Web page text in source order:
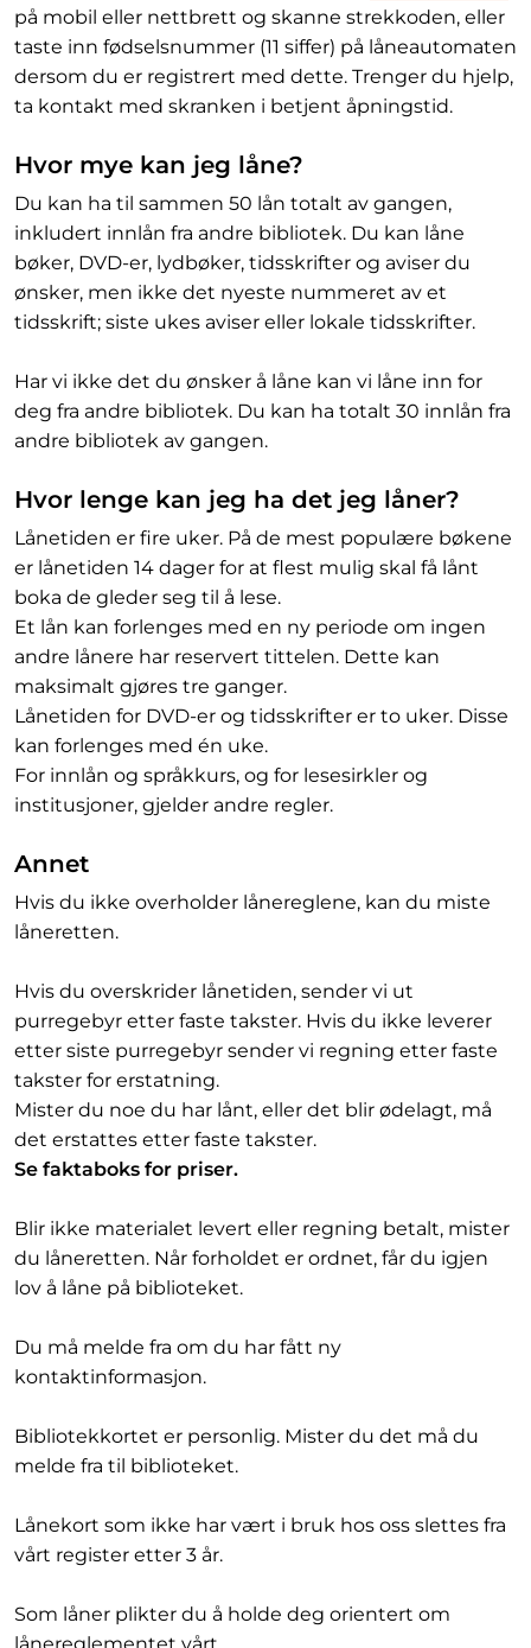
på mobil eller nettbrett og skanne strekkoden, eller
taste inn fødselsnummer (11 siffer) på låneautomaten
dersom du er registrert med dette. Trenger du hjelp,
ta kontakt med skranken i betjent åpningstid.
Hvor mye kan jeg låne?
Du kan ha til sammen 50 lån totalt av gangen,
inkludert innlån fra andre bibliotek. Du kan låne
bøker, DVD-er, lydbøker, tidsskrifter og aviser du
ønsker, men ikke det nyeste nummeret av et
tidsskrift; siste ukes aviser eller lokale tidsskrifter.
Har vi ikke det du ønsker å låne kan vi låne inn for
deg fra andre bibliotek. Du kan ha totalt 30 innlån fra
andre bibliotek av gangen.
Hvor lenge kan jeg ha det jeg låner?
Lånetiden er fire uker. På de mest populære bøkene
er lånetiden 14 dager for at flest mulig skal få lånt
boka de gleder seg til å lese.
Et lån kan forlenges med en ny periode om ingen
andre lånere har reservert tittelen. Dette kan
maksimalt gjøres tre ganger.
Lånetiden for DVD-er og tidsskrifter er to uker. Disse
kan forlenges med én uke.
For innlån og språkkurs, og for lesesirkler og
institusjoner, gjelder andre regler.
Annet
Hvis du ikke overholder lånereglene, kan du miste
låneretten.
Hvis du overskrider lånetiden, sender vi ut
purregebyr etter faste takster. Hvis du ikke leverer
etter siste purregebyr sender vi regning etter faste
takster for erstatning.
Mister du noe du har lånt, eller det blir ødelagt, må
det erstattes etter faste takster.
Se faktaboks for priser.
Blir ikke materialet levert eller regning betalt, mister
du låneretten. Når forholdet er ordnet, får du igjen
lov å låne på biblioteket.
Du må melde fra om du har fått ny
kontaktinformasjon.
Bibliotekkortet er personlig. Mister du det må du
melde fra til biblioteket.
Lånekort som ikke har vært i bruk hos oss slettes fra
vårt register etter 3 år.
Som låner plikter du å holde deg orientert om
lånereglementet vårt.